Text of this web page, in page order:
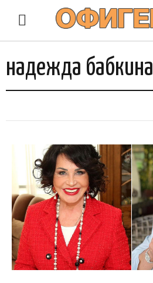
надежда бабкина